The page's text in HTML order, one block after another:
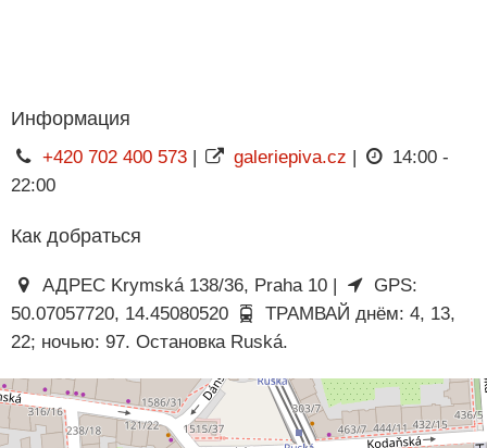
Информация
+420 702 400 573| galeriepiva.cz |
14:00 -
22:00
Как добраться
АДРЕС Krymská 138/36, Praha 10 |
GPS:
50.07057720, 14.45080520
ТРАМВАЙ днём: 4, 13,
22; ночью: 97. Остановка Ruská.